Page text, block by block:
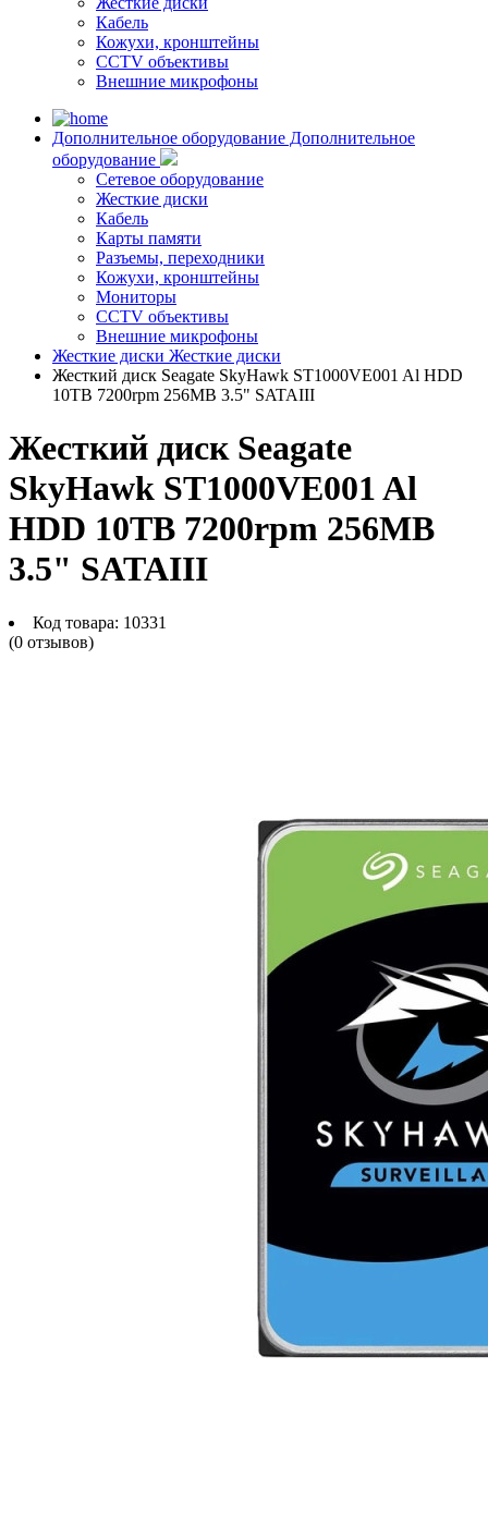
Кабель
Кожухи, кронштейны
CCTV объективы
Внешние микрофоны
Дополнительное оборудование Дополнительное
оборудование
Сетевое оборудование
Жесткие диски
Кабель
Карты памяти
Разъемы, переходники
Кожухи, кронштейны
Мониторы
CCTV объективы
Внешние микрофоны
Жесткие диски Жесткие диски
Жесткий диск Seagate SkyHawk ST1000VE001 Al HDD
10TB 7200rpm 256MB 3.5" SATAIII
Жесткий диск Seagate
SkyHawk ST1000VE001 Al
HDD 10TB 7200rpm 256MB
3.5" SATAIII
Код товара: 10331
(0 отзывов)